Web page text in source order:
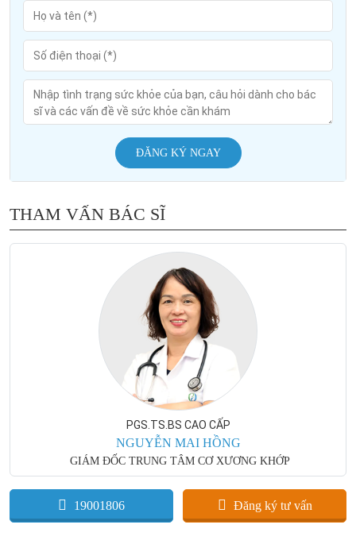
ĐĂNG KÝ NGAY
THAM VẤN BÁC SĨ
PGS.TS.BS CAO CẤP
NGUYỄN MAI HỒNG
GIÁM ĐỐC TRUNG TÂM CƠ XƯƠNG KHỚP
19001806 Đăng ký tư vấn